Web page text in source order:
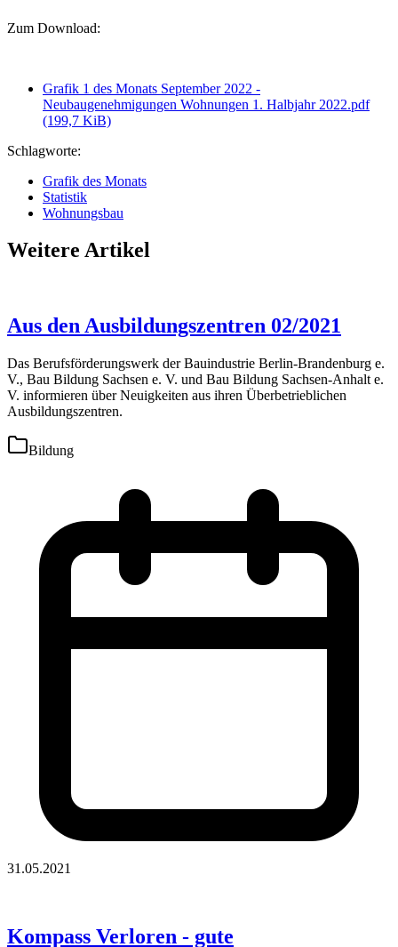
Zum Download:
Grafik 1 des Monats September 2022 -
Neubaugenehmigungen Wohnungen 1. Halbjahr 2022.pdf
(199,7 KiB)
Schlagworte:
Grafik des Monats
Statistik
Wohnungsbau
Weitere Artikel
Aus den Ausbildungszentren 02/2021
Das Berufsförderungswerk der Bauindustrie Berlin-Brandenburg e.
V., Bau Bildung Sachsen e. V. und Bau Bildung Sachsen-Anhalt e.
V. informieren über Neuigkeiten aus ihren Überbetrieblichen
Ausbildungszentren.
Bildung
31.05.2021
Kompass Verloren - gute